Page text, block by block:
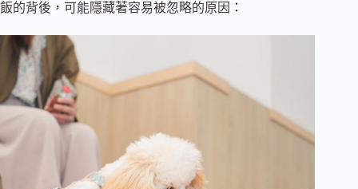
飯的背後，可能隱藏著容易被忽略的原因：